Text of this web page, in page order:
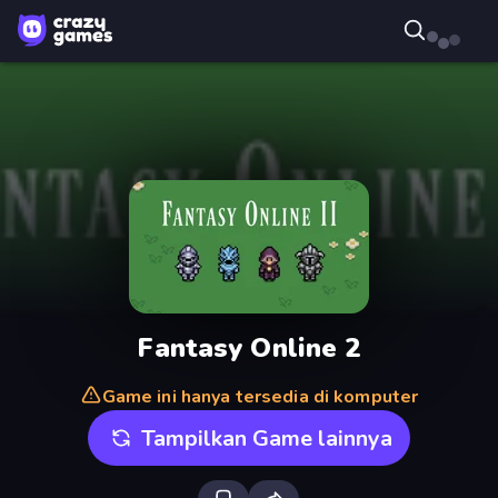
Fantasy Online 2
Game ini hanya tersedia di komputer
Tampilkan Game lainnya